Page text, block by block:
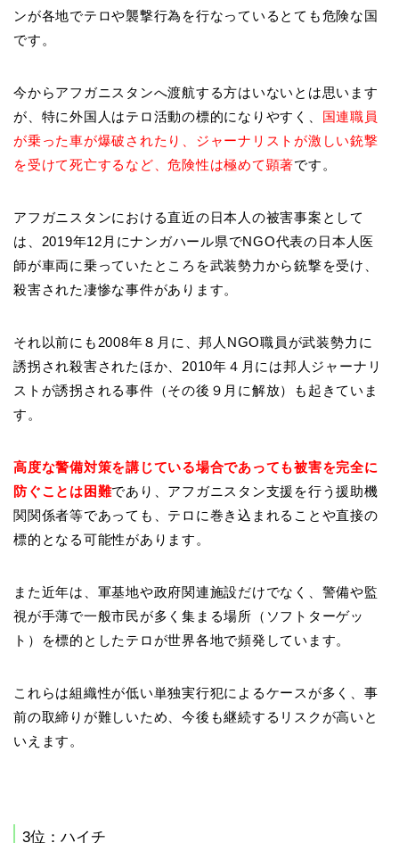
ンが各地でテロや襲撃行為を行なっているとても危険な国
です。
今からアフガニスタンへ渡航する方はいないとは思います
が、特に外国人はテロ活動の標的になりやすく、 国連職員
が乗った車が爆破されたり、ジャーナリストが激しい銃撃
を受けて死亡するなど、危険性は極めて顕著です。
アフガニスタンにおける直近の日本人の被害事案として
は、2019年12月にナンガハール県でNGO代表の日本人医
師が車両に乗っていたところを武装勢力から銃撃を受け、
殺害された凄惨な事件があります。
それ以前にも2008年８月に、邦人NGO職員が武装勢力に
誘拐され殺害されたほか、2010年４月には邦人ジャーナリ
ストが誘拐される事件（その後９月に解放）も起きていま
す。
高度な警備対策を講じている場合であっても被害を完全に
防ぐことは困難であり、アフガニスタン支援を行う援助機
関関係者等であっても、テロに巻き込まれることや直接の
標的となる可能性があります。
また近年は、軍基地や政府関連施設だけでなく、警備や監
視が手薄で一般市民が多く集まる場所（ソフトターゲッ
ト）を標的としたテロが世界各地で頻発しています。
これらは組織性が低い単独実行犯によるケースが多く、事
前の取締りが難しいため、今後も継続するリスクが高いと
いえます。
3位：ハイチ